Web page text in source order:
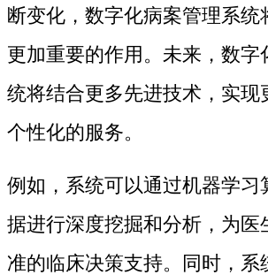
断变化，数字化病案管理系统
更加重要的作用。未来，数字
统将结合更多先进技术，实现
个性化的服务。
例如，系统可以通过机器学习
据进行深度挖掘和分析，为医
准的临床决策支持。同时，系